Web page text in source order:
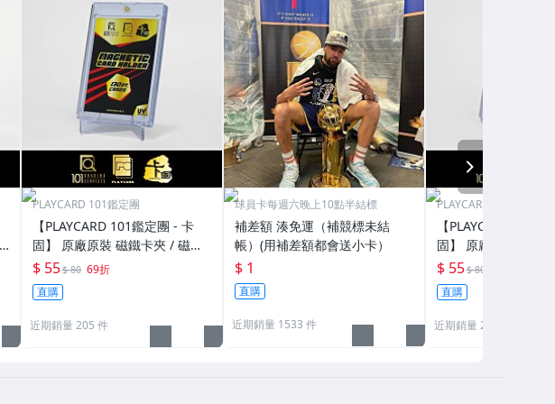
PLAYCARD 101鑑定團
【PLAYCARD 101鑑定團 - 卡
固】 原廠原裝 磁鐵卡夾 / 磁鐵
殼 尺寸：130pt / CPH130
$ 55$ 80 69折
直購
近期銷量 205 件
球員卡每週六晚上10點半結標
補差額 湊免運（補競標未結
帳）(用補差額都會送小卡）
$ 1
直購
近期銷量 1533 件
PLAYCARD 101鑑定團
【PLAYCARD 101
固】 原廠原裝 磁鐵
殼 尺寸：55pt /
$ 55$ 80
直購
近期銷量 272 件